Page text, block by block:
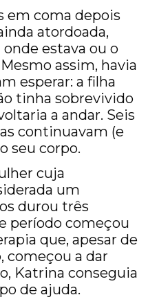
em coma depois
atordoada,
estava ou o
assim, havia
esperar: a filha
tinha sobrevivido
a andar. Seis
continuavam (e
seu corpo.
cuja
um
durou três
período começou
que, apesar de
começou a dar
Katrina conseguia
de ajuda.